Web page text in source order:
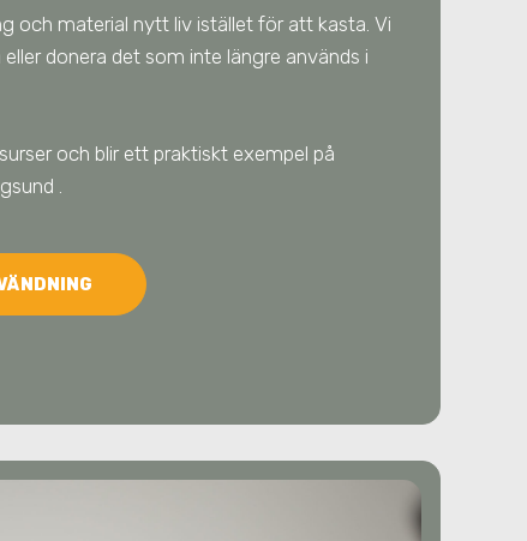
och material nytt liv istället för att kasta. Vi
donera det som inte längre används i
och blir ett praktiskt exempel på